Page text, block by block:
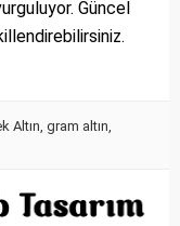
Güncel
Altın, gram altın,